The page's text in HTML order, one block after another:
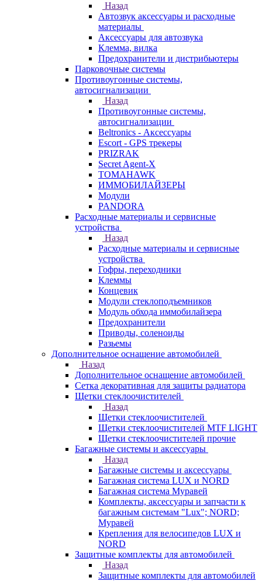
Назад
Автозвук аксессуары и расходные
материалы
Аксессуары для автозвука
Клемма, вилка
Предохранители и дистрибьютеры
Парковочные системы
Противоугонные системы,
автосигнализации
Назад
Противоугонные системы,
автосигнализации
Beltronics - Аксессуары
Escort - GPS трекеры
PRIZRAK
Secret Agent-X
TOMAHAWK
ИММОБИЛАЙЗЕРЫ
Модули
PANDORA
Расходные материалы и сервисные
устройства
Назад
Расходные материалы и сервисные
устройства
Гофры, переходники
Клеммы
Концевик
Модули стеклоподъемников
Модуль обхода иммобилайзера
Предохранители
Приводы, соленоиды
Разьемы
Дополнительное оснащение автомобилей
Назад
Дополнительное оснащение автомобилей
Сетка декоративная для защиты радиатора
Щетки стеклоочистителей
Назад
Щетки стеклоочистителей
Щетки стеклоочистителей MTF LIGHT
Щетки стеклоочистителей прочие
Багажные системы и аксессуары
Назад
Багажные системы и аксессуары
Багажная система LUX и NORD
Багажная система Муравей
Комплекты, аксессуары и запчасти к
багажным системам "Lux"; NORD;
Муравей
Крепления для велосипедов LUX и
NORD
Защитные комплекты для автомобилей
Назад
Защитные комплекты для автомобилей